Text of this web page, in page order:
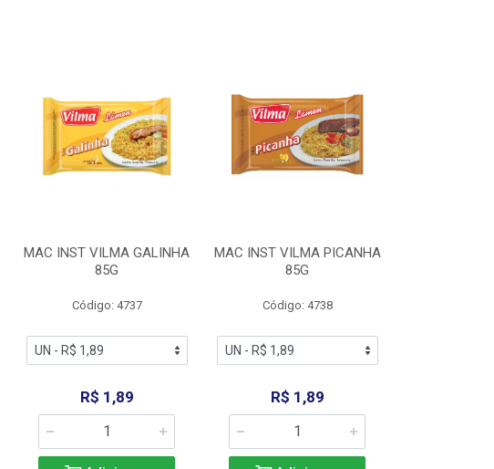
MAC INST VILMA GALINHA
85G
Código: 4737
R$ 1,89
MAC INST VILMA PICANHA
85G
Código: 4738
R$ 1,89